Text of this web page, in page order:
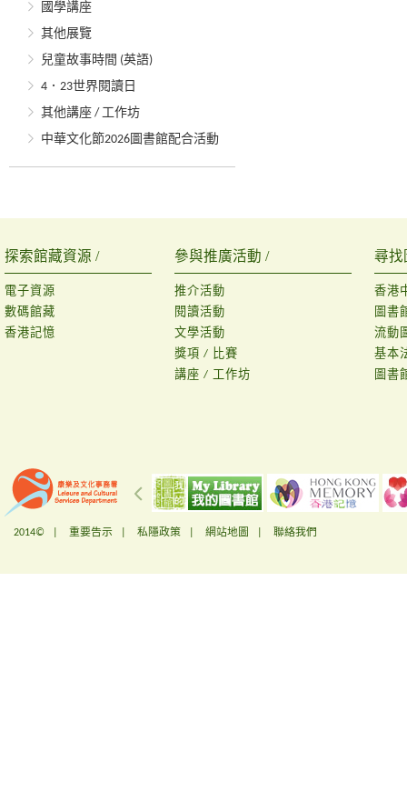
國學講座
其他展覽
兒童故事時間 (英語)
4．23世界閱讀日
其他講座 / 工作坊
中華文化節2026圖書館配合活動
探索館藏資源 /
電子資源
數碼館藏
香港記憶
參與推廣活動 /
推介活動
閱讀活動
文學活動
獎項 / 比賽
講座 / 工作坊
尋找
香港
圖書
流動
基本
圖書
2014© | 重要告示 私隱政策 網站地圖 聯絡我們